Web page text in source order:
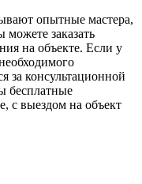
опытные мастера,
заказать
на объекте. Если у
за консультационной
бесплатные
с выездом на объект